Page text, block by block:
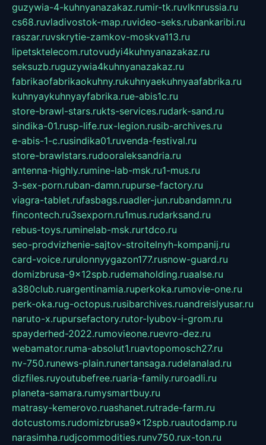
guzywia-4-kuhnyanazakaz.rumir-tk.ruvlknrussia.ru
cs68.ruvladivostok-map.ruvideo-seks.rubankaribi.ru
raszar.ruvskrytie-zamkov-moskva113.ru
lipetsktelecom.rutovudyi4kuhnyanazakaz.ru
seksuzb.ruguzywia4kuhnyanazakaz.ru
fabrikaofabrikaokuhny.rukuhnyaekuhnyaafabrika.ru
kuhnyaykuhnyayfabrika.rue-abis1c.ru
store-brawl-stars.rukts-services.rudark-sand.ru
sindika-01.rusp-life.rux-legion.rusib-archives.ru
e-abis-1-c.rusindika01.ruvenda-festival.ru
store-brawlstars.rudooraleksandria.ru
antenna-highly.rumine-lab-msk.ru1-mus.ru
3-sex-porn.ruban-damn.rupurse-factory.ru
viagra-tablet.rufasbags.ruadler-jun.rubandamn.ru
fincontech.ru3sexporn.ru1mus.rudarksand.ru
rebus-toys.ruminelab-msk.rurtdco.ru
seo-prodvizhenie-sajtov-stroitelnyh-kompanij.ru
card-voice.rurulonnyygazon177.rusnow-guard.ru
domizbrusa-9x12spb.rudemaholding.ruaalse.ru
a380club.ruargentinamia.ruperkoka.rumovie-one.ru
perk-oka.rug-octopus.rusibarchives.ruandreislyusar.ru
naruto-x.rupursefactory.rutor-lyubov-i-grom.ru
spayderhed-2022.rumovieone.ruevro-dez.ru
webamator.ruma-absolut1.ruavtopomosch27.ru
nv-750.runews-plain.runertansaga.rudelanalad.ru
dizfiles.ruyoutubefree.ruaria-family.ruroadli.ru
planeta-samara.rumysmartbuy.ru
matrasy-kemerovo.ruashanet.rutrade-farm.ru
dotcustoms.rudomizbrusa9x12spb.ruautodamp.ru
narasimha.rudjcommodities.runv750.rux-ton.ru